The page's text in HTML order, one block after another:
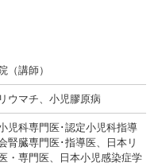
（講師）
ウマチ、小児膠原病
児科専門医･認定小児科指導
腎臓専門医･指導医、日本リ
・専門医、日本小児感染症学